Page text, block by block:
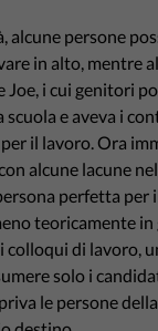
alcune persone
in alto, mentre
Joe, i cui genitori
scuola e aveva i
il lavoro. Ora
alcune lacune
perfetta
teoricamente
colloqui di lavoro,
solo i
le persone